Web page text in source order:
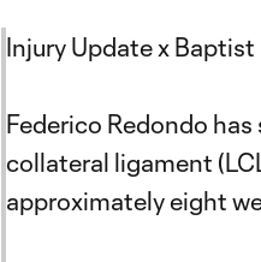
Injury Update x Baptist
Federico Redondo
collateral ligament
approximately eight